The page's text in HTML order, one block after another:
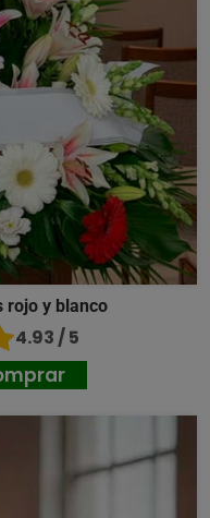
rojo y blanco
4.93 / 5